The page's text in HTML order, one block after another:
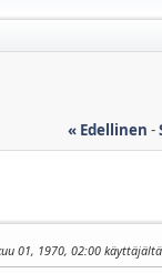
« Edellinen -
01, 1970, 02:00